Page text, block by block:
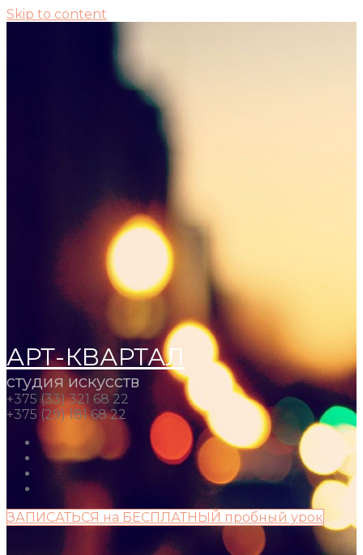
Skip to content
АРТ-КВАРТАЛ
студия искусств
+375 (33) 321 68 22
+375 (29) 181 68 22
ЗАПИСАТЬСЯ на БЕСПЛАТНЫЙ пробный урок